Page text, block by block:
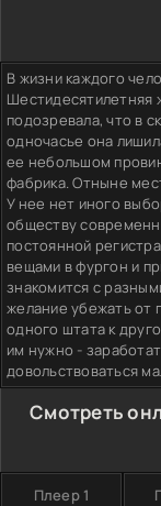
В жизни каждого
Шестидесятилетняя
подозревала, что в
одночасье она
ее небольшом
фабрика. Отныне
У нее нет иного
обществу
постоянной
вещами в фургон и
знакомится с
желание убежать от
одного штата к
им нужно -
довольствоваться
Смотреть
Плеер 1